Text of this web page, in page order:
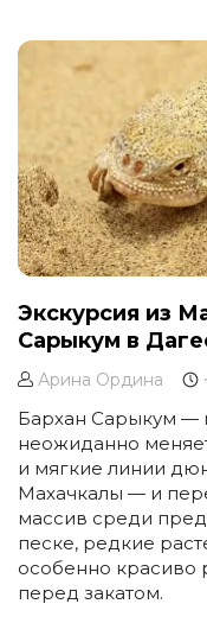
Дагестан глубже —
ближе к его живой
Экскурсия из
Сарыкум в
Арина Ордина
Бархан Сарыкум —
неожиданно
и мягкие линии
Махачкалы — и
массив среди
песке, редкие
особенно красиво
перед закатом.